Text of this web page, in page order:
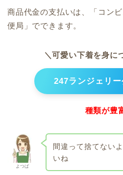
商品代金の支払いは、「コン
便局」でできます。
＼可愛い下着を身に
247ランジェリー
種類が豊
よつば
間違って捨てない
いね